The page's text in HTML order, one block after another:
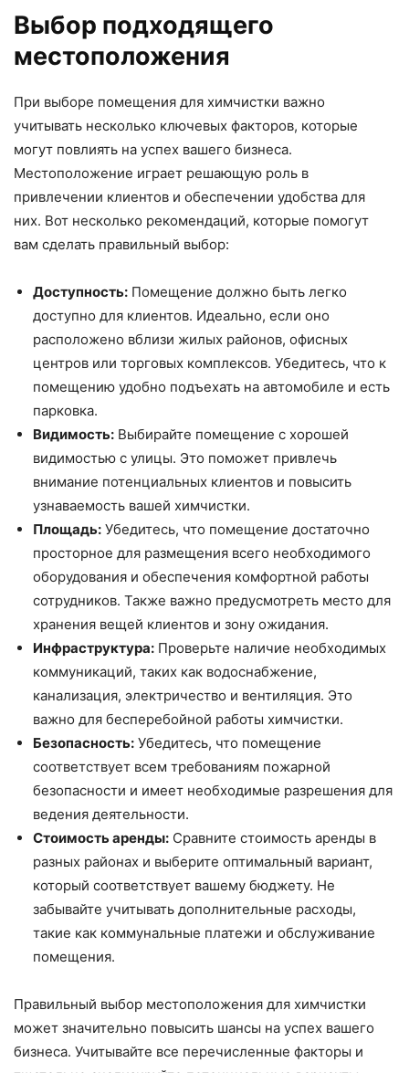
Выбор подходящего
местоположения
При выборе помещения для химчистки важно
учитывать несколько ключевых факторов, которые
могут повлиять на успех вашего бизнеса.
Местоположение играет решающую роль в
привлечении клиентов и обеспечении удобства для
них. Вот несколько рекомендаций, которые помогут
вам сделать правильный выбор:
Доступность: Помещение должно быть легко
доступно для клиентов. Идеально, если оно
расположено вблизи жилых районов, офисных
центров или торговых комплексов. Убедитесь, что к
помещению удобно подъехать на автомобиле и есть
парковка.
Видимость: Выбирайте помещение с хорошей
видимостью с улицы. Это поможет привлечь
внимание потенциальных клиентов и повысить
узнаваемость вашей химчистки.
Площадь: Убедитесь, что помещение достаточно
просторное для размещения всего необходимого
оборудования и обеспечения комфортной работы
сотрудников. Также важно предусмотреть место для
хранения вещей клиентов и зону ожидания.
Инфраструктура: Проверьте наличие необходимых
коммуникаций, таких как водоснабжение,
канализация, электричество и вентиляция. Это
важно для бесперебойной работы химчистки.
Безопасность: Убедитесь, что помещение
соответствует всем требованиям пожарной
безопасности и имеет необходимые разрешения для
ведения деятельности.
Стоимость аренды: Сравните стоимость аренды в
разных районах и выберите оптимальный вариант,
который соответствует вашему бюджету. Не
забывайте учитывать дополнительные расходы,
такие как коммунальные платежи и обслуживание
помещения.
Правильный выбор местоположения для химчистки
может значительно повысить шансы на успех вашего
бизнеса. Учитывайте все перечисленные факторы и